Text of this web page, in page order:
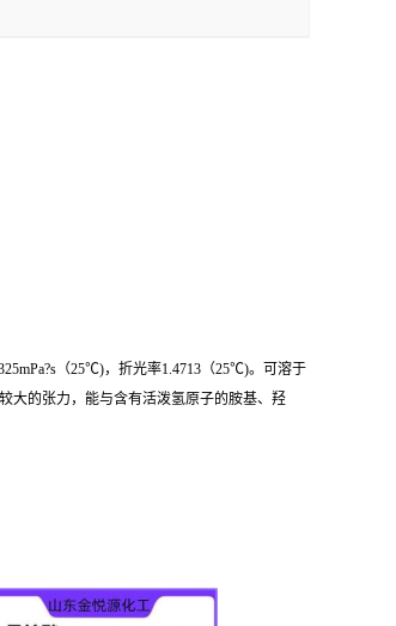
（25℃)，折光率1.4713（25℃)。可溶于
大的张力，能与含有活泼氢原子的胺基、羟